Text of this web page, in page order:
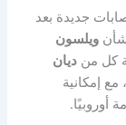
جديدة بعد
ويلسون
كل منديان
، مع إمكانية
أوروبيًا.